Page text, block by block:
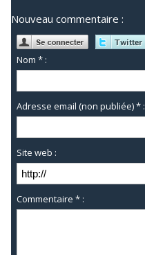
Nouveau commentaire :
Nom * :
Adresse email (non publiée) * :
Site web :
Commentaire * :